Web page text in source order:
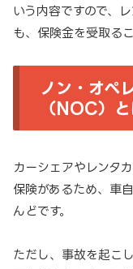
いう内容ですので、
も、保険金を受取る
ノン・オペ
（NOC）
カーシェアやレンタ
保険があるため、車
んどです。
ただし、事故を起こ